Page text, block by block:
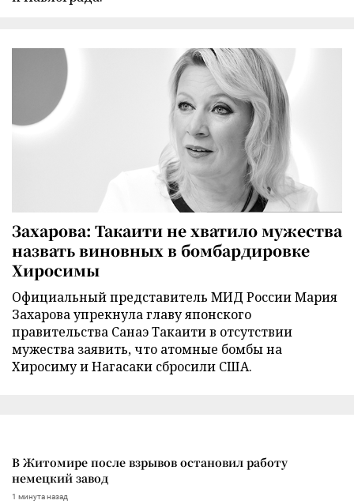
Захарова: Такаити не хватило мужества
назвать виновных в бомбардировке
Хиросимы
Официальный представитель МИД России Мария
Захарова упрекнула главу японского
правительства Санаэ Такаити в отсутствии
мужества заявить, что атомные бомбы на
Хиросиму и Нагасаки сбросили США.
В Житомире после взрывов остановил работу
немецкий завод
1 минута назад